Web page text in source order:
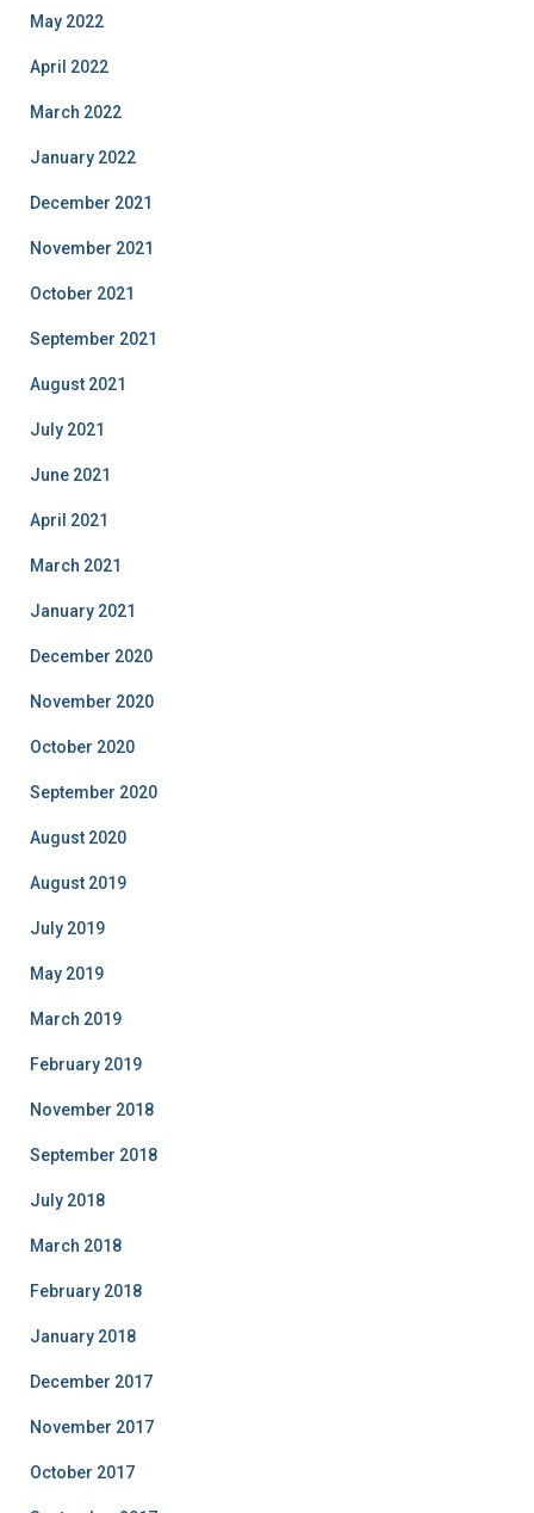
May 2022
April 2022
March 2022
January 2022
December 2021
November 2021
October 2021
September 2021
August 2021
July 2021
June 2021
April 2021
March 2021
January 2021
December 2020
November 2020
October 2020
September 2020
August 2020
August 2019
July 2019
May 2019
March 2019
February 2019
November 2018
September 2018
July 2018
March 2018
February 2018
January 2018
December 2017
November 2017
October 2017